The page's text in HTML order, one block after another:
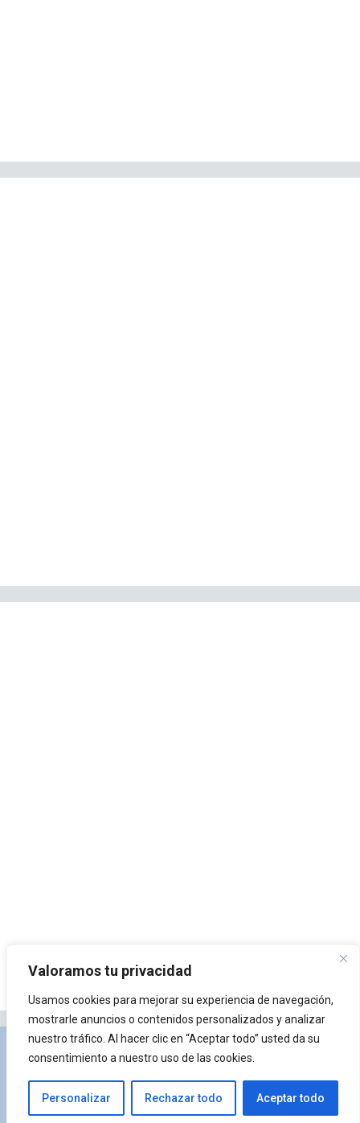
Valoramos tu privacidad
Usamos cookies para mejorar su experiencia de navegación,
mostrarle anuncios o contenidos personalizados y analizar
nuestro tráfico. Al hacer clic en “Aceptar todo” usted da su
consentimiento a nuestro uso de las cookies.
Personalizar Rechazar todo Aceptar todo
Privacidad y Política de Cookies Portal de
arquitectura Lista de Temas ¿Qué es Arkiplus?
© 2026 Arkiplus • Creado conGeneratePress